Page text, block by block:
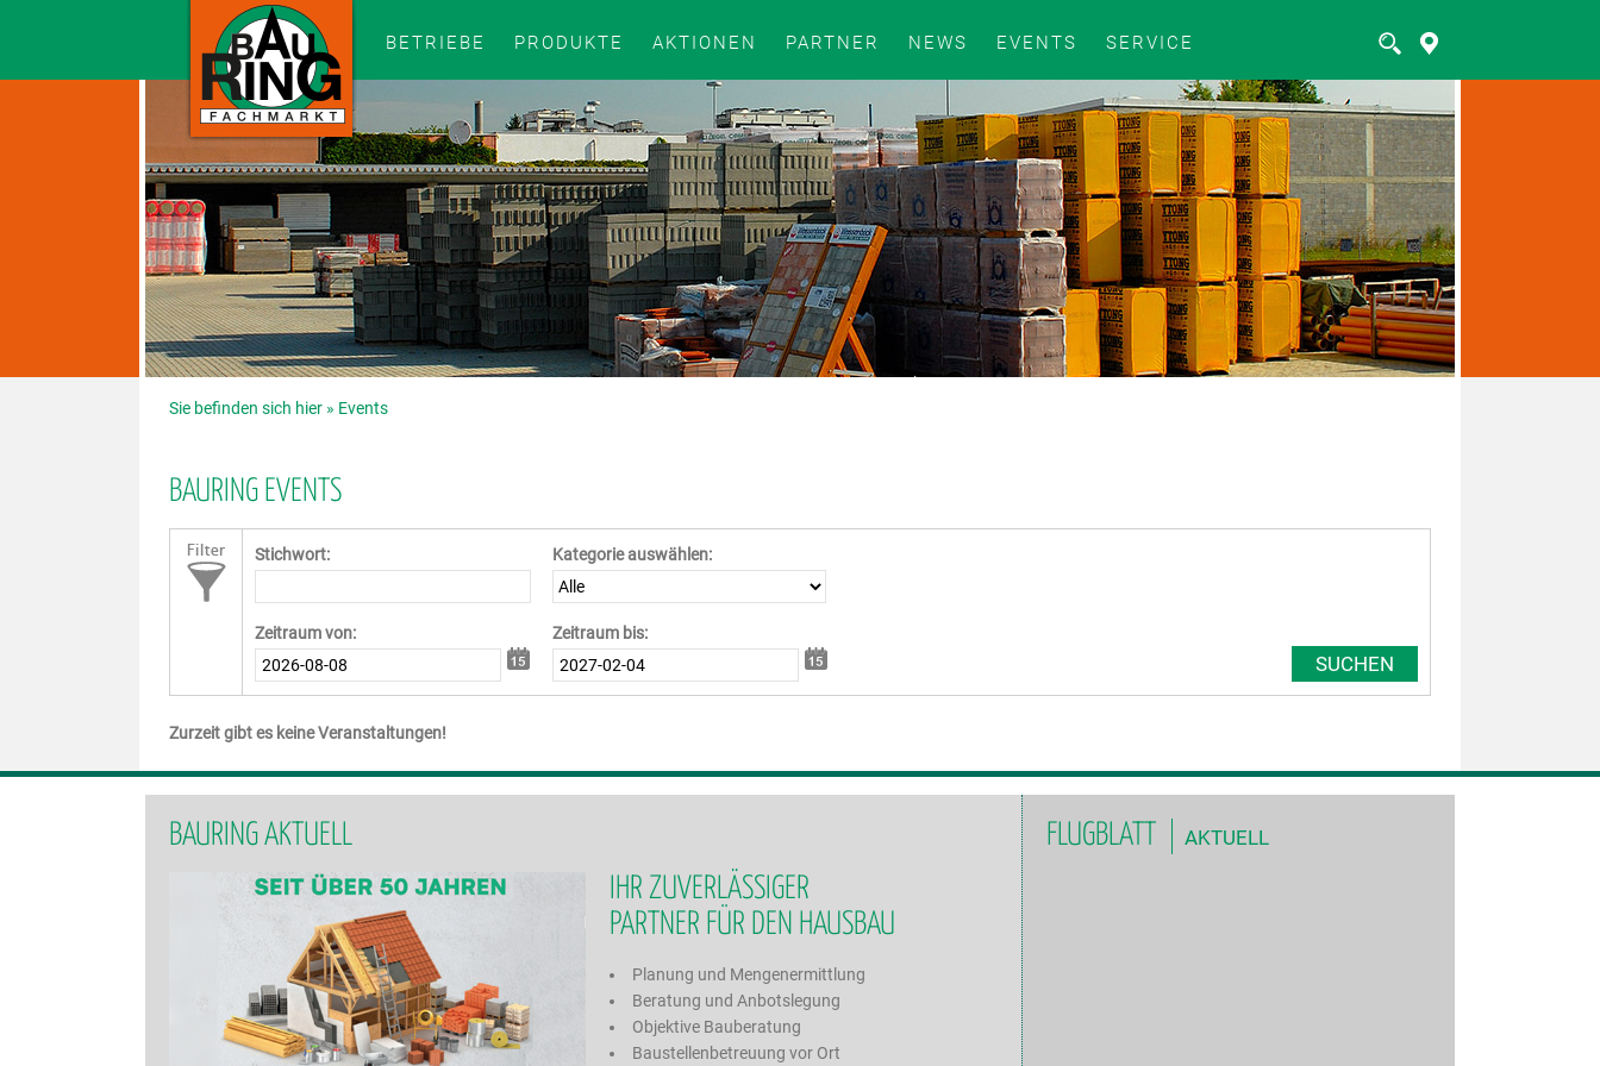
BETRIEBE PRODUKTE AKTIONEN PARTNER NEWS EVENTS SERVICE
Sie befinden sich hier » Events
BAURING EVENTS
Stichwort: Kategorie auswählen:
Zeitraum von: Zeitraum bis:
Zurzeit gibt es keine Veranstaltungen!
BAURING AKTUELL
IHR ZUVERLÄSSIGER
PARTNER FÜR DEN HAUSBAU
Planung und Mengenermittlung
Beratung und Anbotslegung
Objektive Bauberatung
Baustellenbetreuung vor Ort
FLUGBLATT AKTUELL